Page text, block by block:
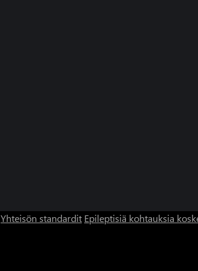
Yhteisön standardit Epileptisiä kohtauksia